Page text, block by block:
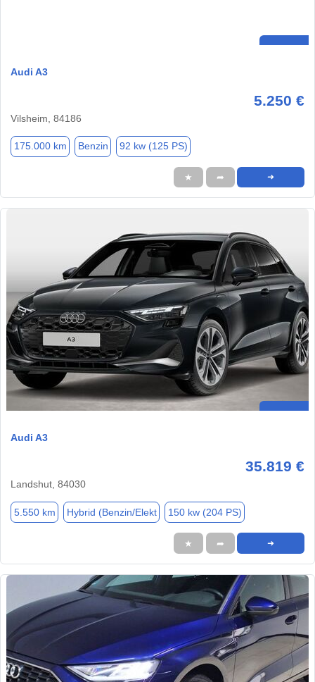
Audi A3
5.250 €
Vilsheim, 84186
175.000 km Benzin 92 kw (125 PS)
★ ➦ ➜
Audi A3
35.819 €
Landshut, 84030
5.550 km Hybrid (Benzin/Elekt 150 kw (204 PS)
★ ➦ ➜